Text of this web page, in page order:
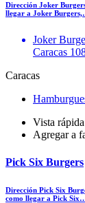
Dirección Joker
llegar a Joker
Joker
Caracas
Caracas
Vista rápida
Agregar a
Pick Six Burgers
Dirección Pick Six
como llegar a Pick